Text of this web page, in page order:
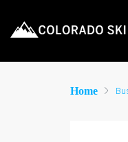
Home